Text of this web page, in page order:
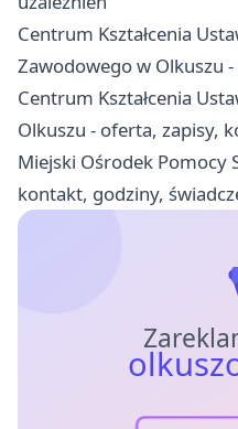
Centrum Kształcenia
Zawodowego w Olkuszu
Centrum Kształcenia
Olkuszu - oferta, zapisy,
Miejski Ośrodek Pomocy
kontakt, godziny,